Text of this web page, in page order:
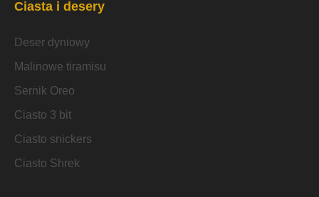
Ciasta i desery
Deser dyniowy
Malinowe tiramisu
Sernik Oreo
Ciasto 3 bit
Ciasto snickers
Ciasto Shrek